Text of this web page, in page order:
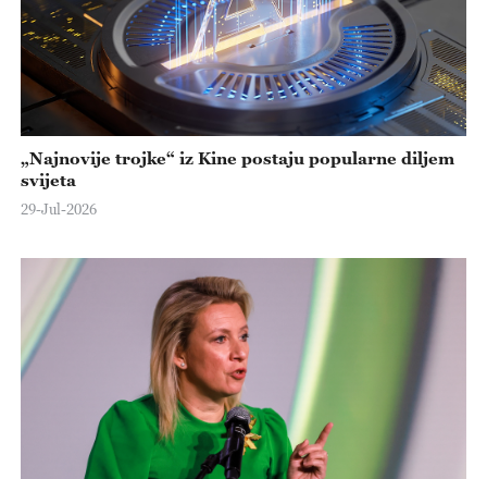
„Najnovije trojke“ iz Kine postaju popularne diljem
svijeta
29-Jul-2026